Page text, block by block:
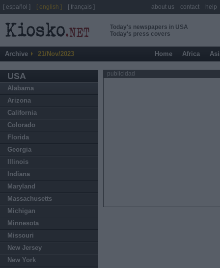
Today's newspapers in USA
Today's press covers
Archive 21/Nov/2023 Home Africa
USA
Alabama
Arizona
California
Colorado
Florida
Georgia
Illinois
Indiana
Maryland
Massachusetts
Michigan
Minnesota
Missouri
New Jersey
New York
publicidad
[ español ] [ english ] [ français ] about us contact help